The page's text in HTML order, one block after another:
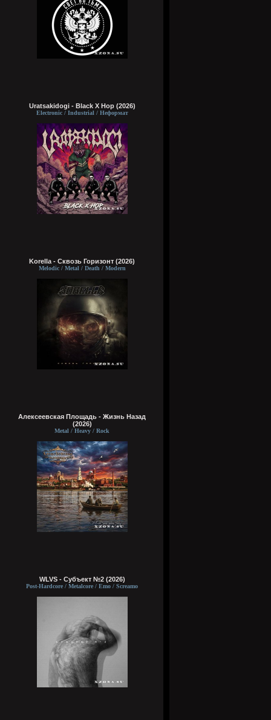
Uratsakidogi - Black X Hop (2026)
Electronic / Industrial / Неформат
Korella - Сквозь Горизонт (2026)
Melodic / Metal / Death / Modern
Алексеевская Площадь - Жизнь Назад
(2026)
Metal / Heavy / Rock
WLVS - Субъект №2 (2026)
Post-Hardcore / Metalcore / Emo / Screamo